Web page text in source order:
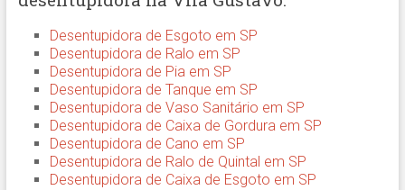
Desentupidora de Esgoto em SP
Desentupidora de Ralo em SP
Desentupidora de Pia em SP
Desentupidora de Tanque em SP
Desentupidora de Vaso Sanitário em SP
Desentupidora de Caixa de Gordura em SP
Desentupidora de Cano em SP
Desentupidora de Ralo de Quintal em SP
Desentupidora de Caixa de Esgoto em SP